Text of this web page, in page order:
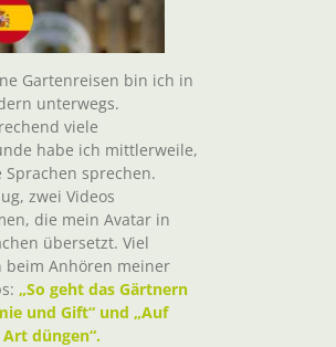
Gartenreisen bin ich in
unterwegs.
viele
habe ich mittlerweile,
Sprachen sprechen.
zwei Videos
die mein Avatar in
übersetzt. Viel
beim Anhören meiner
„So geht das Gärtnern
und Gift“ und „Auf
düngen“.